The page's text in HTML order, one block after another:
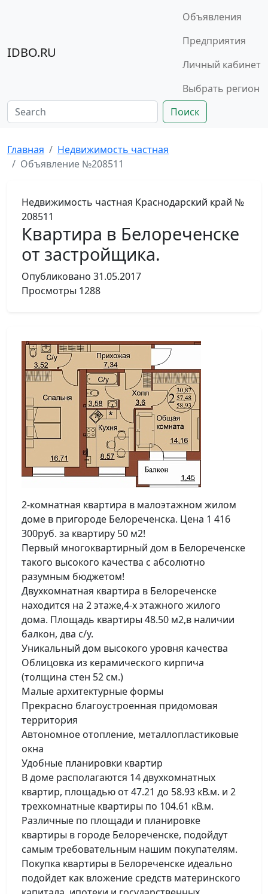
IDBO.RU
Объявления
Предприятия
Личный кабинет
Выбрать регион
Поиск
Главная
Недвижимость частная
Объявление №208511
Недвижимость частная Краснодарский край №
208511
Квартира в Белореченске
от застройщика.
Опубликовано 31.05.2017
Просмотры 1288
2-комнатная квартира в малоэтажном жилом
доме в пригороде Белореченска. Цена 1 416
300руб. за квартиру 50 м2!
Первый многоквартирный дом в Белореченске
такого высокого качества с абсолютно
разумным бюджетом!
Двухкомнатная квартира в Белореченске
находится на 2 этаже,4-х этажного жилого
дома. Площадь квартиры 48.50 м2,в наличии
балкон, два с/у.
Уникальный дом высокого уровня качества
Облицовка из керамического кирпича
(толщина стен 52 см.)
Малые архитектурные формы
Прекрасно благоустроенная придомовая
территория
Автономное отопление, металлопластиковые
окна
Удобные планировки квартир
В доме располагаются 14 двухкомнатных
квартир, площадью от 47.21 до 58.93 кВ.м. и 2
трехкомнатные квартиры по 104.61 кВ.м.
Различные по площади и планировке
квартиры в городе Белореченске, подойдут
самым требовательным нашим покупателям.
Покупка квартиры в Белореченске идеально
подойдет как вложение средств материнского